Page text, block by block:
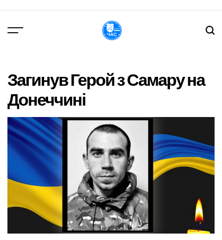
вмісту
Загинув Герой з Самару на
Донеччині